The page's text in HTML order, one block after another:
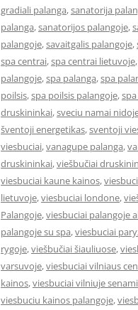
gradiali palanga,sanatorija
palanga,sanatorijos palangoje,
palangoje,savaitgalis palangoje,
spa centrai,spa centrai lietuvoje,
palangoje,spa palanga,spa
poilsis,spa poilsis palangoje,
druskininkai,sveciu namai
šventoji energetikas,sventoji
viesbuciai,vanagupe palanga,
druskininkai,viešbučiai
viesbuciai kaune kainos,
lietuvoje,viesbuciai londone,
Palangoje,viesbuciai palangoje
palangoje su spa,viesbuciai
rygoje,viešbučiai šiauliuose,
varsuvoje,viesbuciai vilniaus
kainos,viesbuciai vilniuje
viesbuciu kainos palangoje,